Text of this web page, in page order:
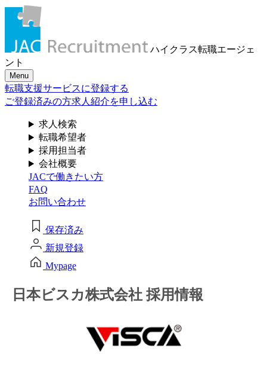
求人検索・転職事例
はじめに、あなたが活かしたい
「ご経験業種」
お選びください
サービス（人材・ホテル・旅行・教育）
商社
流通（EC・運輸・小売）
消費財（食品・アパレル・トイレタリー）
マスコミ（広告・制作）
建設・不動産
金融（銀行・証券・保険・投資）
ハイクラス転職エージェ
ント
Menu
転職支援サービスに登録する
ご登録済みの方求人紹介を申し込む
求人検索
転職希望者
採用担当者
会社概要
JACで働きたい方
FAQ
お問い合わせ
保存済み
新規登録
Mypage
日本ビスカ株式会社 採用情報
メール認証とは？
メール認証は当社サービスを利用される方が登録された
メールアドレスがご本人のもので受信可能であることを
確認するための仕組みです。 これは主に、なりすまし等
のセキュリティリスク低減や、サポートにおけるお客様
のスムーズな本人認証に役立ちます。お客様が安心して
ジェイ エイ シー リクルートメントをお使いいただくため
個人情報取り扱いおよびサービス利用規約